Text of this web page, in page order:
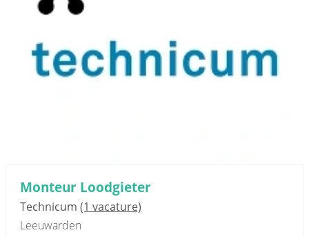
Monteur Loodgieter
Technicum (1 vacature)
Leeuwarden